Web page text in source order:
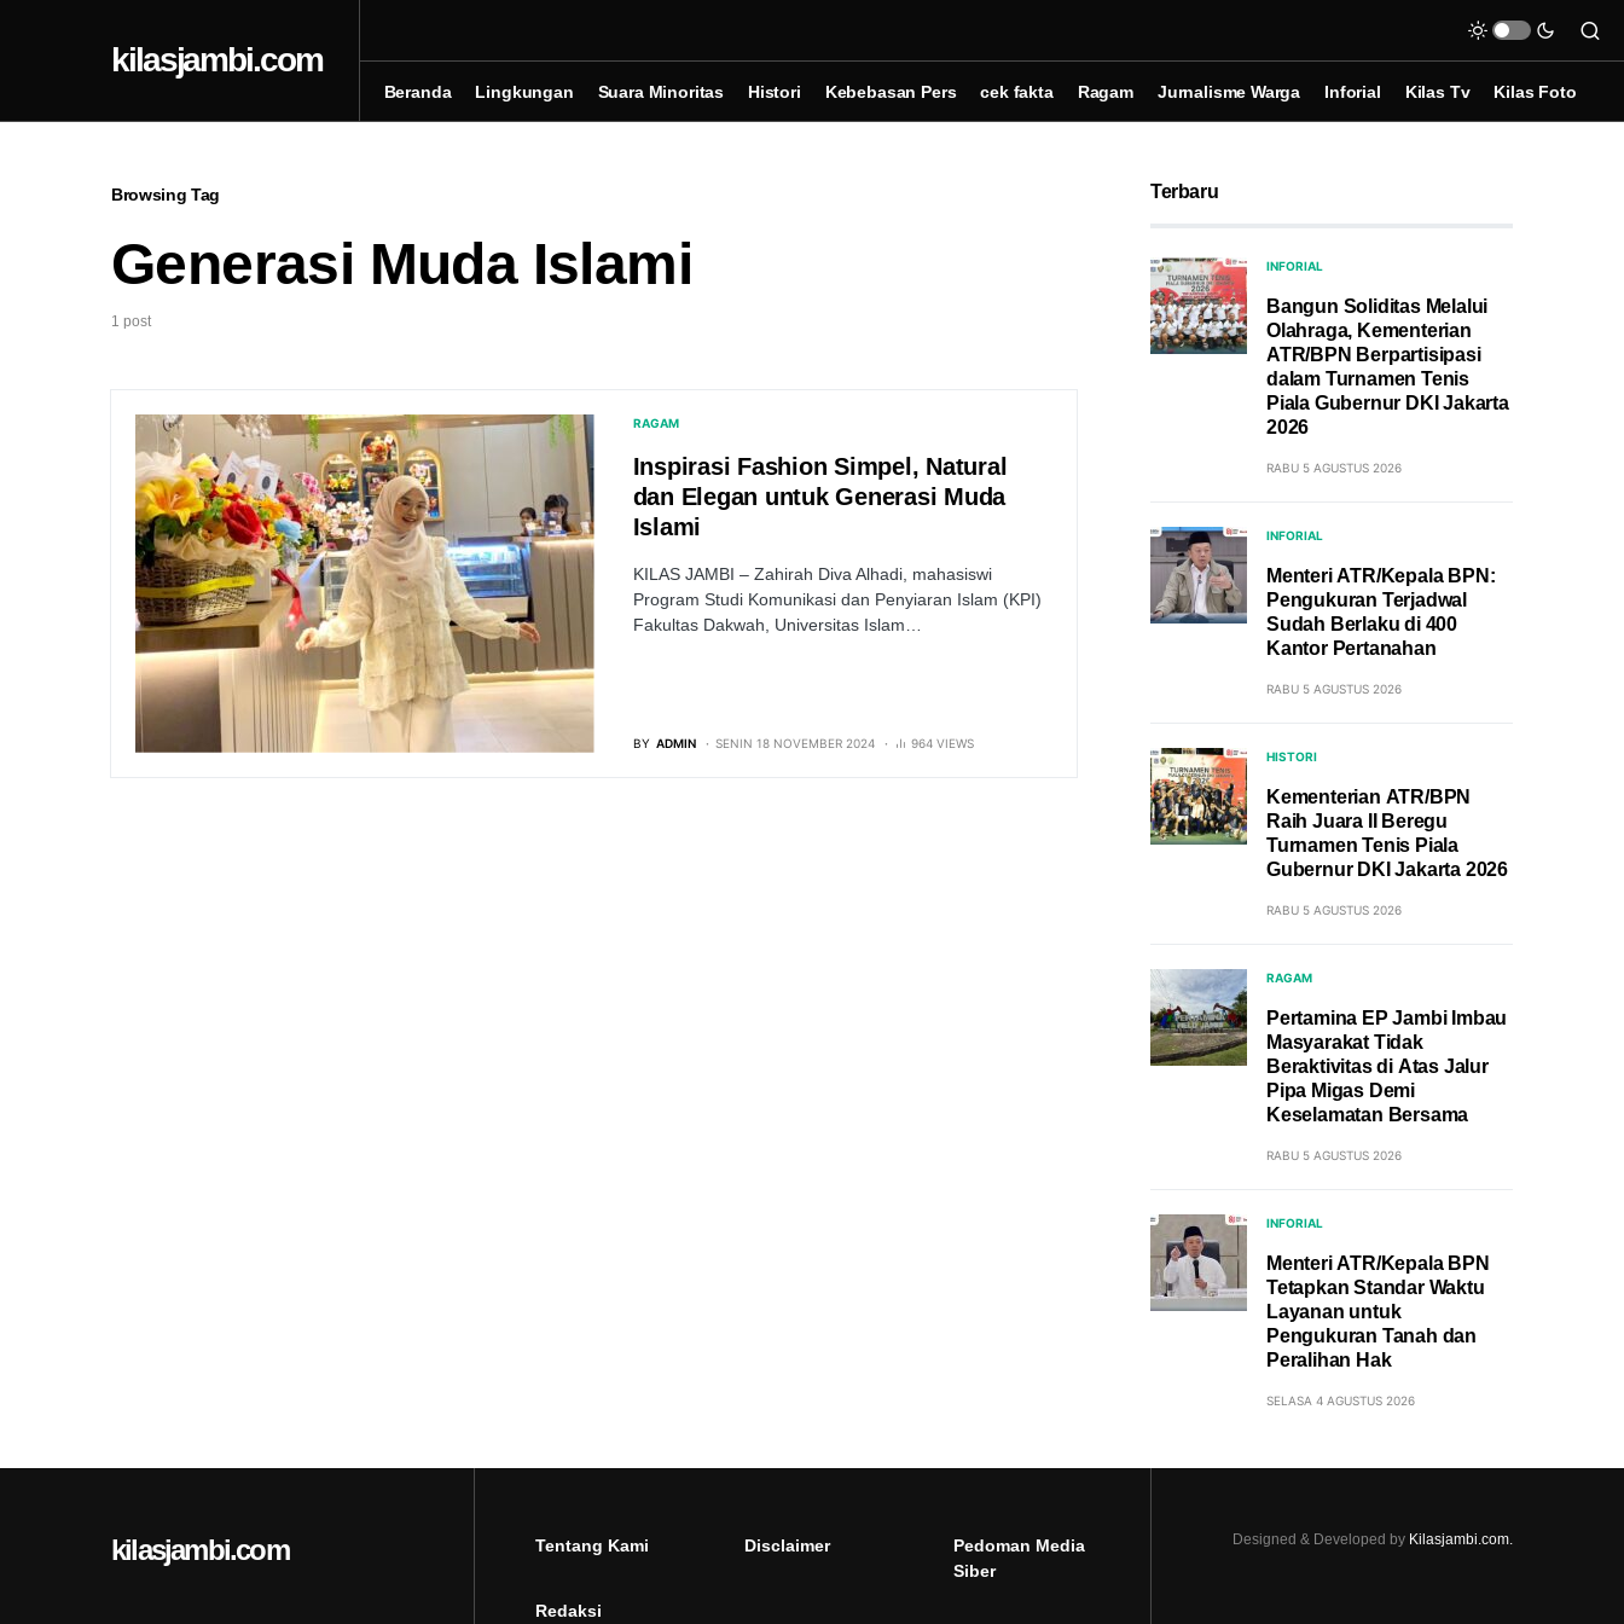
kilasjambi.com
Beranda Lingkungan Suara Minoritas Histori Kebebasan Pers cek fakta Ragam Jurnalisme Warga Inforial Kilas Tv Kilas Foto
Browsing Tag
Generasi Muda Islami
1 post
RAGAM
Inspirasi Fashion Simpel, Natural
dan Elegan untuk Generasi Muda
Islami
KILAS JAMBI – Zahirah Diva Alhadi, mahasiswi
Program Studi Komunikasi dan Penyiaran Islam (KPI)
Fakultas Dakwah, Universitas Islam…
BY ADMIN SENIN 18 NOVEMBER 2024 964 VIEWS
Terbaru
INFORIAL
Bangun Soliditas Melalui
Olahraga, Kementerian
ATR/BPN Berpartisipasi
dalam Turnamen Tenis
Piala Gubernur DKI Jakarta
2026
RABU 5 AGUSTUS 2026
INFORIAL
Menteri ATR/Kepala BPN:
Pengukuran Terjadwal
Sudah Berlaku di 400
Kantor Pertanahan
RABU 5 AGUSTUS 2026
HISTORI
Kementerian ATR/BPN
Raih Juara II Beregu
Turnamen Tenis Piala
Gubernur DKI Jakarta 2026
RABU 5 AGUSTUS 2026
RAGAM
Pertamina EP Jambi Imbau
Masyarakat Tidak
Beraktivitas di Atas Jalur
Pipa Migas Demi
Keselamatan Bersama
RABU 5 AGUSTUS 2026
INFORIAL
Menteri ATR/Kepala BPN
Tetapkan Standar Waktu
Layanan untuk
Pengukuran Tanah dan
Peralihan Hak
SELASA 4 AGUSTUS 2026
kilasjambi.com Tentang Kami Disclaimer
Pedoman Media
Siber
Redaksi
Designed & Developed by Kilasjambi.com.